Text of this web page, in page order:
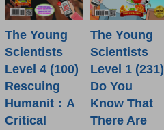
The Young
Scientists
Level 4 (100)
Rescuing
Humanit：A
Critical
The Young
Scientists
Level 1 (231)
Do You
Know That
There Are